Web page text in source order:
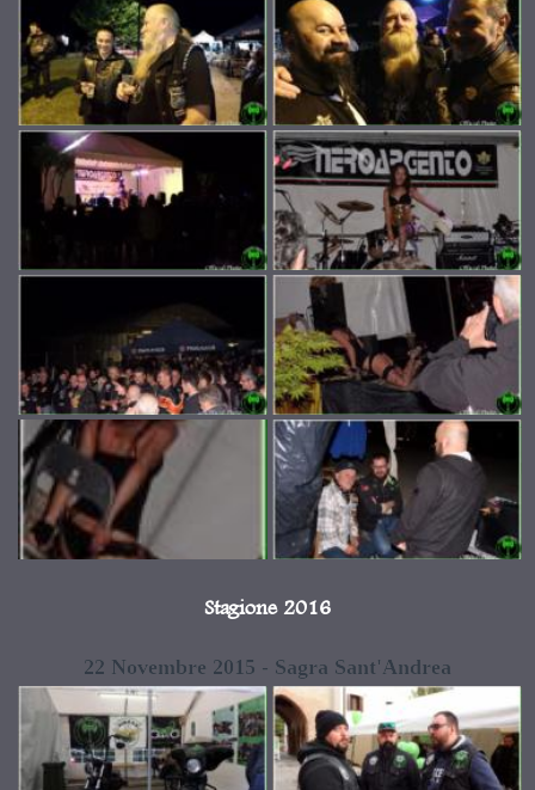
Stagione 2016
22 Novembre 2015 - Sagra Sant'Andrea